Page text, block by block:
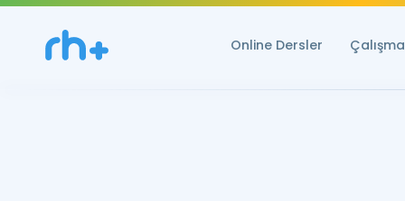
Online Dersler